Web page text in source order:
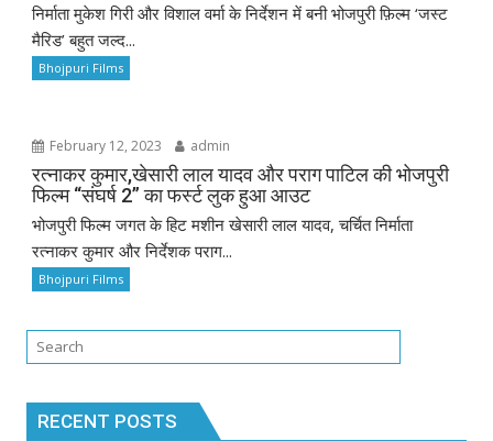
निर्माता मुकेश गिरी और विशाल वर्मा के निर्देशन में बनी भोजपुरी फ़िल्म ‘जस्ट
मैरिड’ बहुत जल्द...
Bhojpuri Films
February 12, 2023 admin
रत्नाकर कुमार,खेसारी लाल यादव और पराग पाटिल की भोजपुरी
फिल्म “संघर्ष 2” का फर्स्ट लुक हुआ आउट
भोजपुरी फिल्म जगत के हिट मशीन खेसारी लाल यादव, चर्चित निर्माता
रत्नाकर कुमार और निर्देशक पराग...
Bhojpuri Films
RECENT POSTS